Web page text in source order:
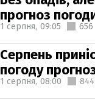
прогноз
1 серпня, 09:05 656
Серпень
погоду
1 серпня, 08:00 844